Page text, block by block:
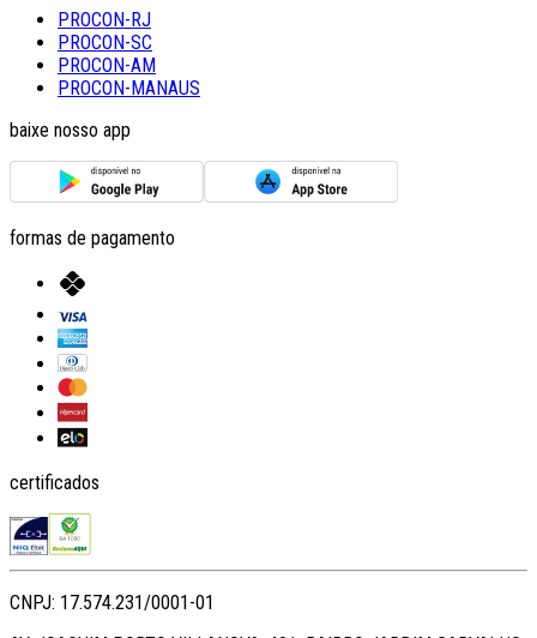
PROCON-RJ
PROCON-SC
PROCON-AM
PROCON-MANAUS
baixe nosso app
formas de pagamento
certificados
CNPJ: 17.574.231/0001-01